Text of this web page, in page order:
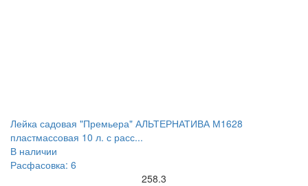
Лейка садовая "Премьера" АЛЬТЕРНАТИВА М1628
пластмассовая 10 л. с расс...
В наличии
Расфасовка: 6
258.3